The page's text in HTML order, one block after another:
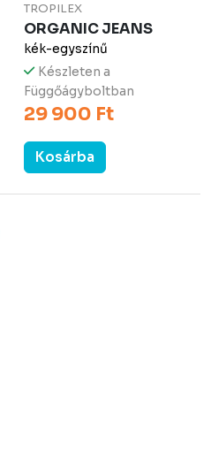
TROPILEX
ORGANIC JEANS
kék-egyszínű
Készleten a
Függőágyboltban
29 900 Ft
Kosárba